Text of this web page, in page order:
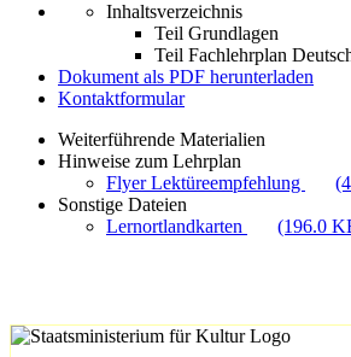
Inhaltsverzeichnis
Teil Grundlagen
Teil Fachlehrplan
Dokument als PDF herunterladen
Kontaktformular
Weiterführende Materialien
Hinweise zum Lehrplan
Flyer Lektüreempfehlung
Sonstige Dateien
Lernortlandkarten
(196.0